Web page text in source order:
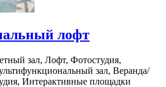
лофт
зал, Лофт, Фотостудия,
зал, Веранда/
Интерактивные площадки